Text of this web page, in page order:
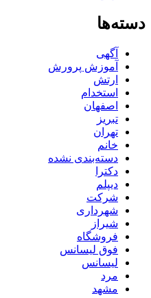
دسته‌ها
آگهی
آموزش پرورش
ارتش
استخدام
اصفهان
تبریز
تهران
خانم
دسته‌بندی نشده
دکترا
دیپلم
شرکت
شهرداری
شیراز
فروشگاه
فوق لیسانس
لیسانس
مرد
مشهد